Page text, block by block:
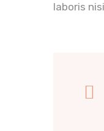
laboris